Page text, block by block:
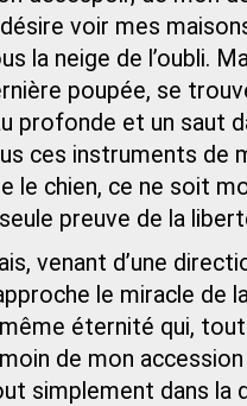
voir mes
la neige de l’oubli.
poupée, se
profonde et un saut
ces instruments de
le chien, ce ne soit
seule preuve de la
venant d’une
le miracle de
même éternité qui,
de mon
simplement dans la